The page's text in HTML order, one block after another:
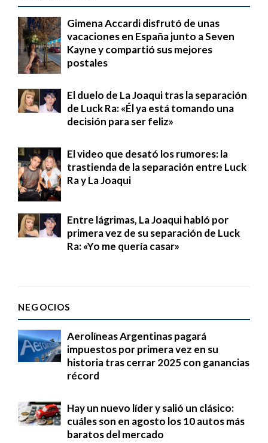
Gimena Accardi disfrutó de unas
vacaciones en España junto a Seven
Kayne y compartió sus mejores
postales
El duelo de La Joaqui tras la separación
de Luck Ra: «Él ya está tomando una
decisión para ser feliz»
El video que desató los rumores: la
trastienda de la separación entre Luck
Ra y La Joaqui
Entre lágrimas, La Joaqui habló por
primera vez de su separación de Luck
Ra: «Yo me quería casar»
NEGOCIOS
Aerolíneas Argentinas pagará
impuestos por primera vez en su
historia tras cerrar 2025 con ganancias
récord
Hay un nuevo líder y salió un clásico:
cuáles son en agosto los 10 autos más
baratos del mercado